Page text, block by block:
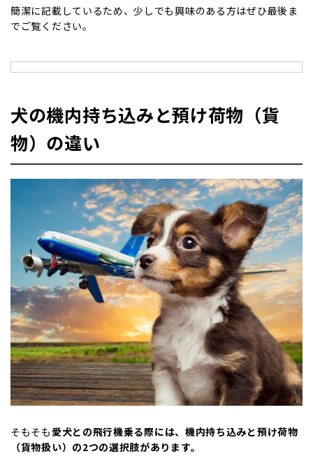
簡潔に記載しているため、少しでも興味のある方はぜひ最後ま
でご覧ください。
犬の機内持ち込みと預け荷物（貨
物）の違い
そもそも 愛犬との飛行機乗る際には、機内持ち込みと預け荷物
（貨物扱い）の2つの選択肢があります。